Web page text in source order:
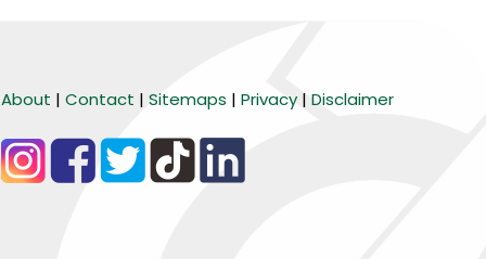
About | Contact | Sitemaps | Privacy| Disclaimer